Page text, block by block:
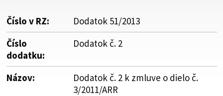
Číslo v RZ:
Dodatok 51/2013
Číslo
dodatku:
Dodatok č. 2
Názov:
Dodatok č. 2 k zmluve o dielo č.
3/2011/ARR